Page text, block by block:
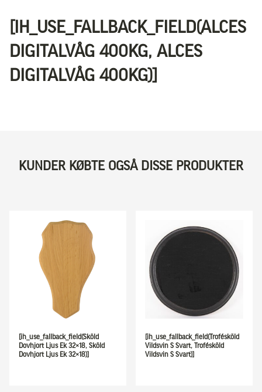
[IH_USE_FALLBACK_FIELD(ALCES
DIGITALVÅG 400KG, ALCES
DIGITALVÅG 400KG)]
KUNDER KØBTE OGSÅ DISSE PRODUKTER
[ih_use_fallback_field(Sköld
Dovhjort Ljus Ek 32×18, Sköld
Dovhjort Ljus Ek 32×18)]
[ih_use_fallback_field(Trofésköld
Vildsvin S Svart, Trofésköld
Vildsvin S Svart)]